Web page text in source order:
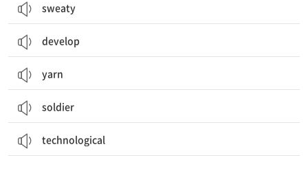
sweaty
develop
yarn
soldier
technological